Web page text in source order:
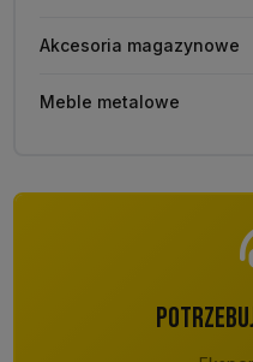
Akcesoria magazynowe
Meble metalowe